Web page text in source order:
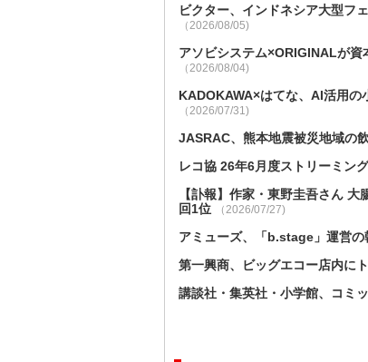
げ、“感情を奏でる旅人”として、誰の心にも浮
ビクター、インドネシア大型フ
（2026/08/05)
アソビシステム×ORIGINALが
（2026/08/04)
KADOKAWA×はてな、AI活用
（2026/07/31)
JASRAC、熊本地震被災地域の
レコ協 26年6月度ストリーミン
【訃報】作家・東野圭吾さん
回1位
（2026/07/27)
アミューズ、「b.stage」運営
第一興商、ビッグエコー店内に
講談社・集英社・小学館、コミ